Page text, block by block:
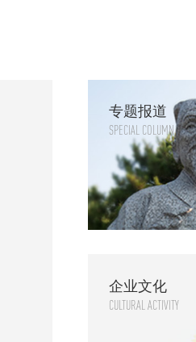
专题报道
SPECIAL COLUMN
企业文化
CULTURAL ACTIVITY